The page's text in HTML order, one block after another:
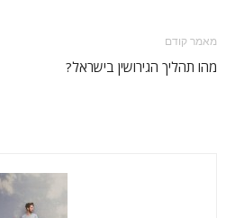
מאמר קודם
מהו תהליך הגירושין בישראל?